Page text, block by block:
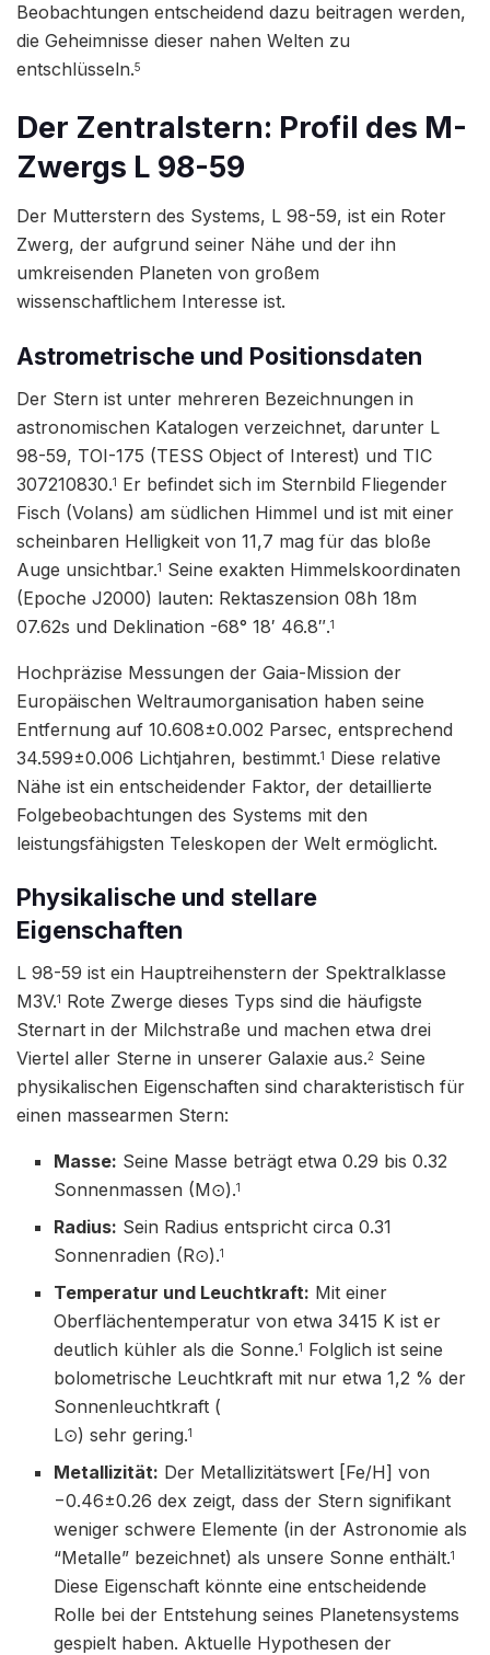
Beobachtungen entscheidend dazu beitragen werden,
die Geheimnisse dieser nahen Welten zu
entschlüsseln.5
Der Zentralstern: Profil des M-
Zwergs L 98-59
Der Mutterstern des Systems, L 98-59, ist ein Roter
Zwerg, der aufgrund seiner Nähe und der ihn
umkreisenden Planeten von großem
wissenschaftlichem Interesse ist.
Astrometrische und Positionsdaten
Der Stern ist unter mehreren Bezeichnungen in
astronomischen Katalogen verzeichnet, darunter L
98-59, TOI-175 (TESS Object of Interest) und TIC
307210830.1 Er befindet sich im Sternbild Fliegender
Fisch (Volans) am südlichen Himmel und ist mit einer
scheinbaren Helligkeit von 11,7 mag für das bloße
Auge unsichtbar.1 Seine exakten Himmelskoordinaten
(Epoche J2000) lauten: Rektaszension 08h 18m
07.62s und Deklination -68° 18′ 46.8″.1
Hochpräzise Messungen der Gaia-Mission der
Europäischen Weltraumorganisation haben seine
Entfernung auf 10.608±0.002 Parsec, entsprechend
34.599±0.006 Lichtjahren, bestimmt.1 Diese relative
Nähe ist ein entscheidender Faktor, der detaillierte
Folgebeobachtungen des Systems mit den
leistungsfähigsten Teleskopen der Welt ermöglicht.
Physikalische und stellare
Eigenschaften
L 98-59 ist ein Hauptreihenstern der Spektralklasse
M3V.1
Rote Zwerge dieses Typs sind die häufigste
Sternart in der Milchstraße und machen etwa drei
Viertel aller Sterne in unserer Galaxie aus.2 Seine
physikalischen Eigenschaften sind charakteristisch für
einen massearmen Stern:
Masse: Seine Masse beträgt etwa 0.29 bis 0.32
Sonnenmassen (M⊙​).1
Radius: Sein Radius entspricht circa 0.31
Sonnenradien (R⊙​).1
Temperatur und Leuchtkraft: Mit einer
Oberflächentemperatur von etwa 3415 K ist er
deutlich kühler als die Sonne.1
Folglich ist seine
bolometrische Leuchtkraft mit nur etwa 1,2 % der
Sonnenleuchtkraft (
L⊙​) sehr gering.1
Metallizität: Der Metallizitätswert [Fe/H] von
−0.46±0.26 dex zeigt, dass der Stern signifikant
weniger schwere Elemente (in der Astronomie als
“Metalle” bezeichnet) als unsere Sonne enthält.1
Diese Eigenschaft könnte eine entscheidende
Rolle bei der Entstehung seines Planetensystems
gespielt haben. Aktuelle Hypothesen der